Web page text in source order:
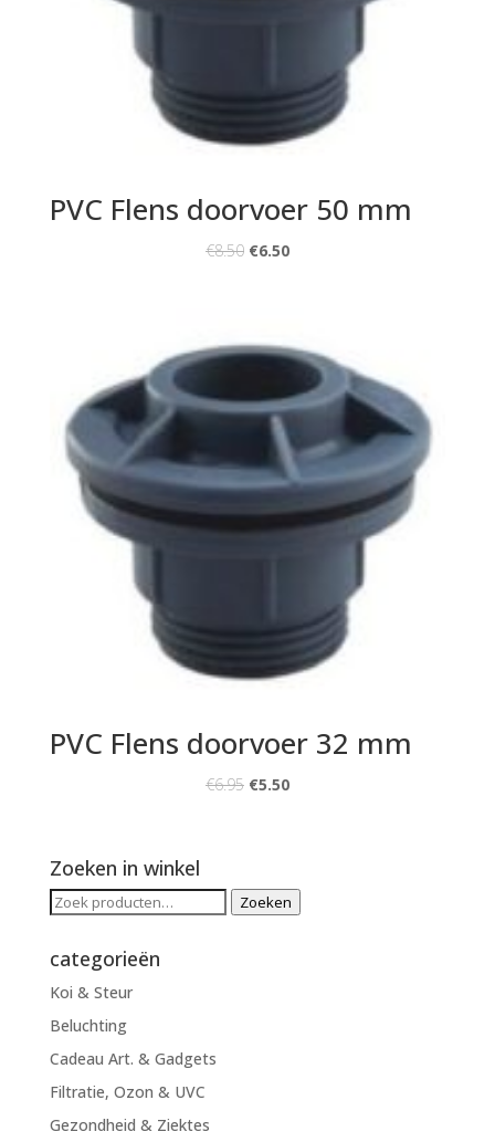
PVC Flens doorvoer 50 mm
€8.50 €6.50
PVC Flens doorvoer 32 mm
€6.95 €5.50
Zoeken in winkel
Zoeken
Zoeken
categorieën
Koi & Steur
Beluchting
Cadeau Art. & Gadgets
Filtratie, Ozon & UVC
Gezondheid & Ziektes